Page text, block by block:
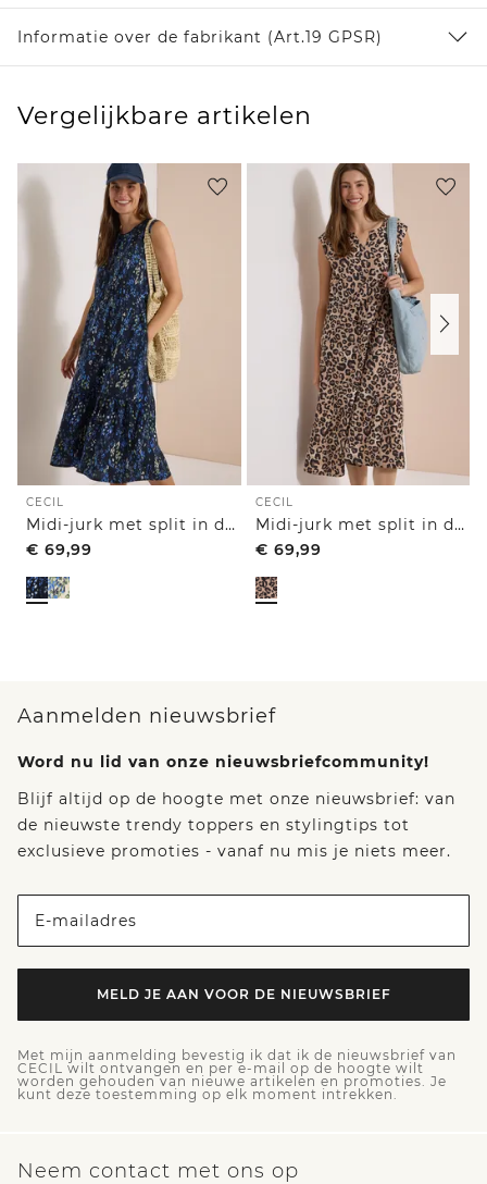
Informatie over de fabrikant (Art.19 GPSR)
Vergelijkbare artikelen
CECIL
Midi-jurk met split in de hals en print
€ 69,99
CECIL
Midi-jurk met split in de hals en luipaardprint
€ 69,99
Aanmelden nieuwsbrief
Word nu lid van onze nieuwsbriefcommunity!
Blijf altijd op de hoogte met onze nieuwsbrief: van
de nieuwste trendy toppers en stylingtips tot
exclusieve promoties - vanaf nu mis je niets meer.
E-mailadres
MELD JE AAN VOOR DE NIEUWSBRIEF
Met mijn aanmelding bevestig ik dat ik de nieuwsbrief van
CECIL wilt ontvangen en per e-mail op de hoogte wilt
worden gehouden van nieuwe artikelen en promoties. Je
kunt deze toestemming op elk moment intrekken.
Neem contact met ons op